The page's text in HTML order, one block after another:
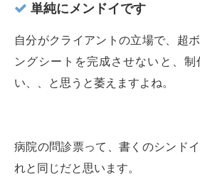
単純にメンドイです
自分がクライアントの立場で、超
ングシートを完成させないと、
い、、と思うと萎えますよね。
病院の問診票って、書くのシンド
れと同じだと思います。